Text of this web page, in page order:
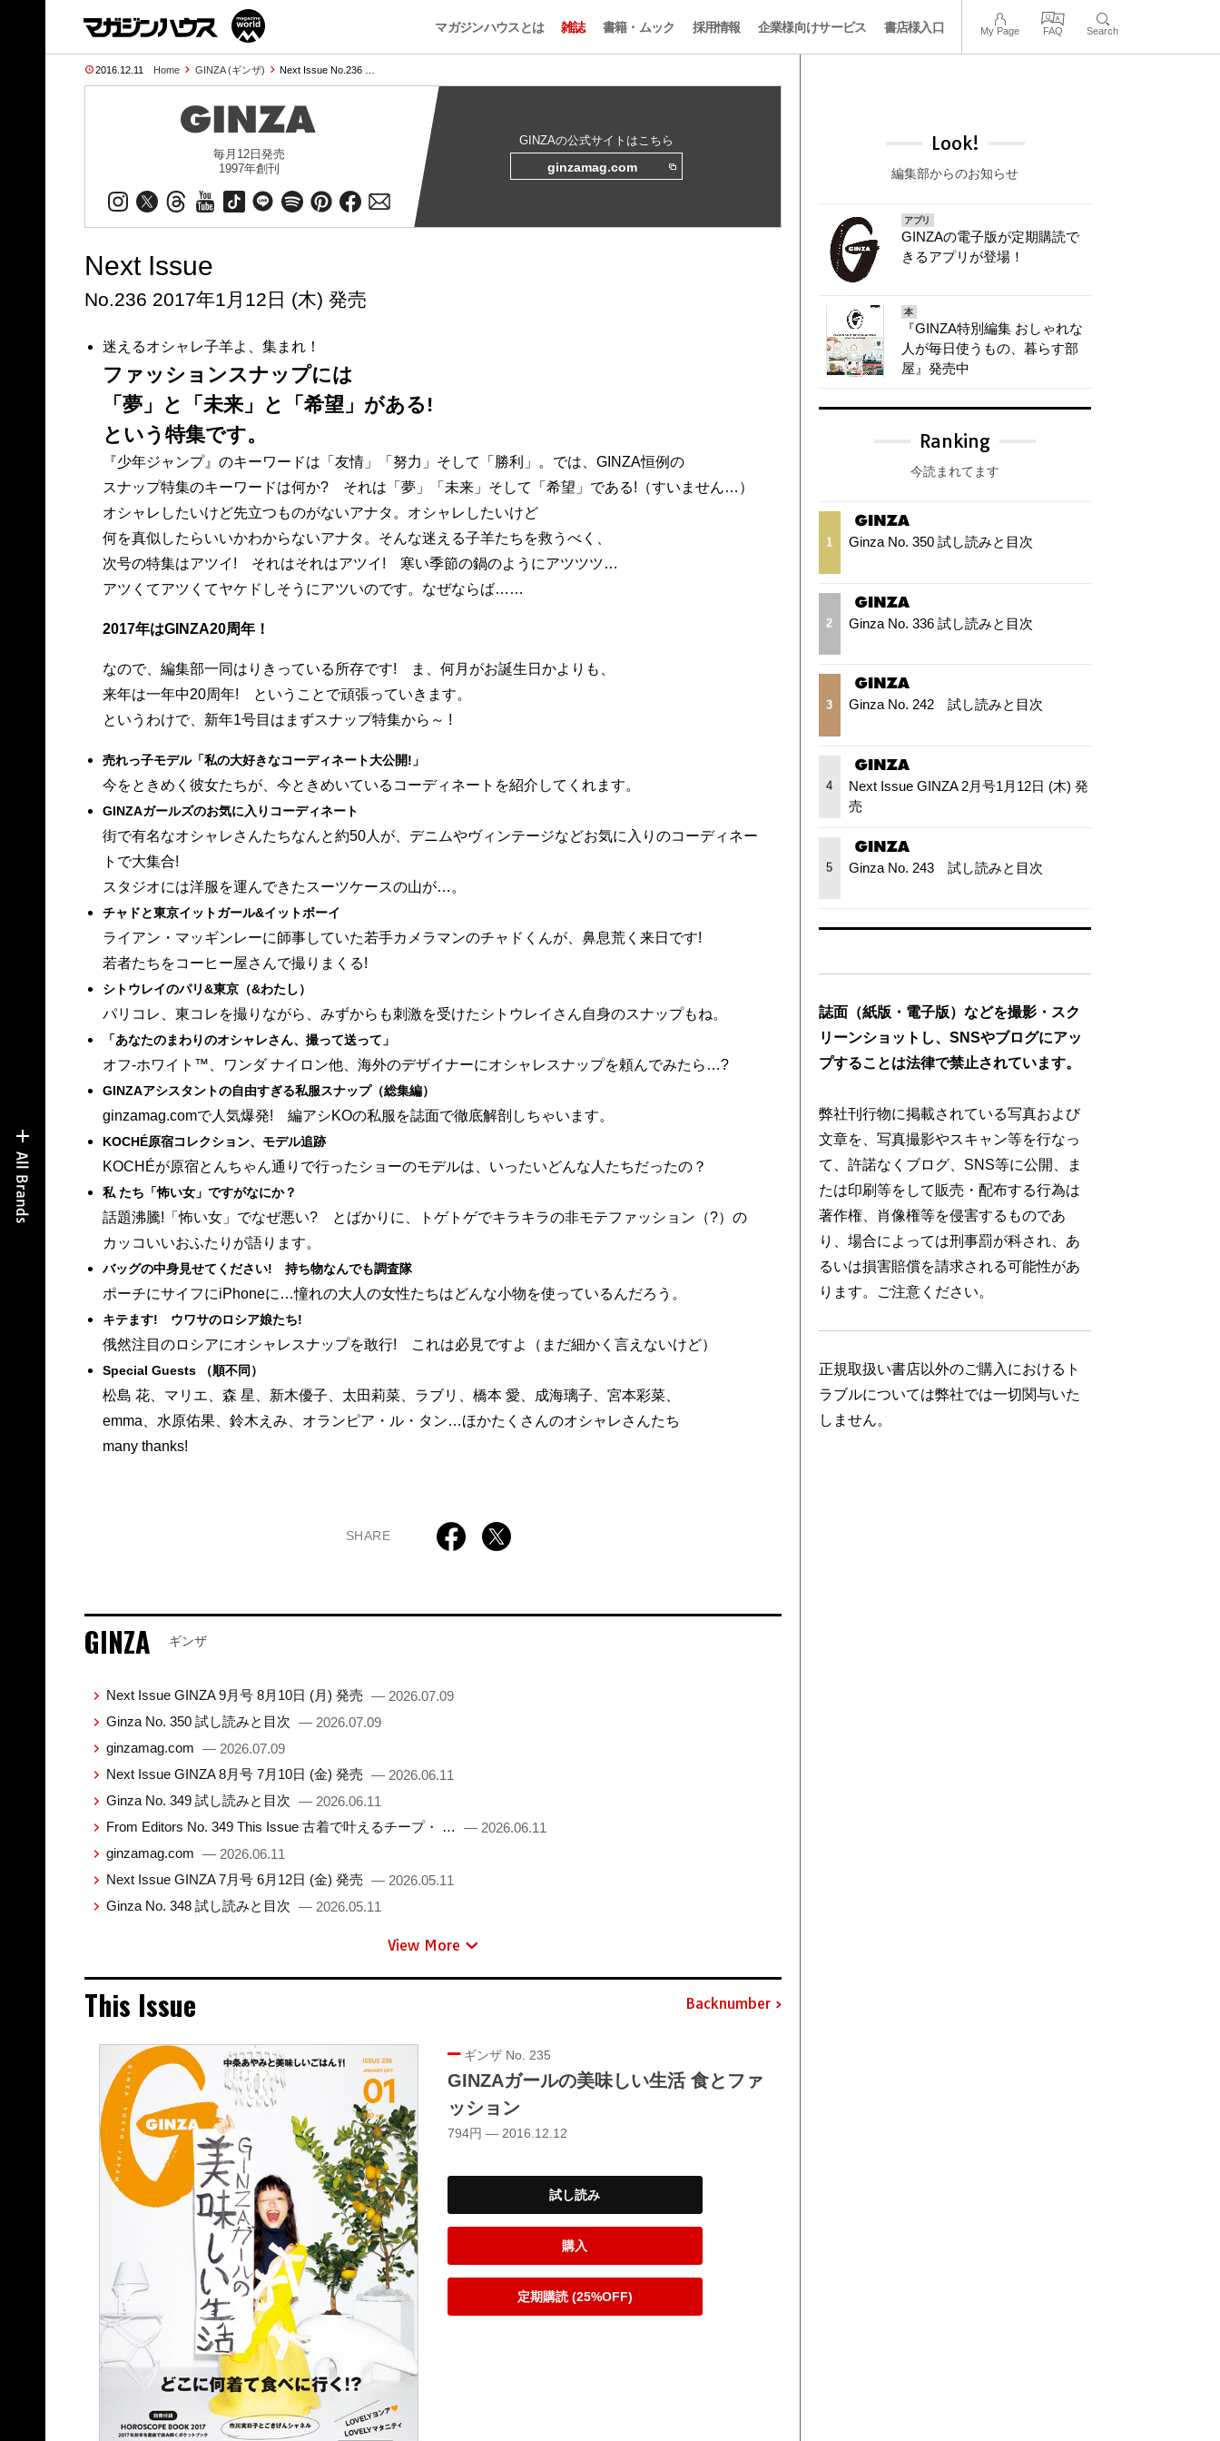
マガジンハウスとは 雑誌 書籍・ムック 採用情報 企業様向けサービス 書店様入口 My Page FAQ Search
2016.12.11 Home GINZA (ギンザ) Next Issue No.236 …
毎月12日発売
1997年創刊
GINZAの公式サイトはこちら
ginzamag.com
Next Issue
No.236 2017年1月12日 (木) 発売
迷えるオシャレ子羊よ、集まれ！
ファッションスナップには
「夢」と「未来」と「希望」がある!
という特集です。
『少年ジャンプ』のキーワードは「友情」「努力」そして「勝利」。では、GINZA恒例の
スナップ特集のキーワードは何か? それは「夢」「未来」そして「希望」である!（すいません…）
オシャレしたいけど先立つものがないアナタ。オシャレしたいけど
何を真似したらいいかわからないアナタ。そんな迷える子羊たちを救うべく、
次号の特集はアツイ! それはそれはアツイ! 寒い季節の鍋のようにアツツツ…
アツくてアツくてヤケドしそうにアツいのです。なぜならば……
2017年はGINZA20周年！
なので、編集部一同はりきっている所存です! ま、何月がお誕生日かよりも、
来年は一年中20周年! ということで頑張っていきます。
というわけで、新年1号目はまずスナップ特集から～ !
売れっ子モデル「私の大好きなコーディネート大公開!」
今をときめく彼女たちが、今ときめいているコーディネートを紹介してくれます。
GINZAガールズのお気に入りコーディネート
街で有名なオシャレさんたちなんと約50人が、デニムやヴィンテージなどお気に入りのコーディネー
トで大集合!
スタジオには洋服を運んできたスーツケースの山が…。
チャドと東京イットガール&イットボーイ
ライアン・マッギンレーに師事していた若手カメラマンのチャドくんが、鼻息荒く来日です!
若者たちをコーヒー屋さんで撮りまくる!
シトウレイのパリ&東京（&わたし）
パリコレ、東コレを撮りながら、みずからも刺激を受けたシトウレイさん自身のスナップもね。
「あなたのまわりのオシャレさん、撮って送って」
オフ-ホワイト™、ワンダ ナイロン他、海外のデザイナーにオシャレスナップを頼んでみたら…?
GINZAアシスタントの自由すぎる私服スナップ（総集編）
ginzamag.comで人気爆発! 編アシKOの私服を誌面で徹底解剖しちゃいます。
KOCHÉ原宿コレクション、モデル追跡
KOCHÉが原宿とんちゃん通りで行ったショーのモデルは、いったいどんな人たちだったの？
私 たち「怖い女」ですがなにか？
話題沸騰!「怖い女」でなぜ悪い? とばかりに、トゲトゲでキラキラの非モテファッション（?）の
カッコいいおふたりが語ります。
バッグの中身見せてください! 持ち物なんでも調査隊
ポーチにサイフにiPhoneに…憧れの大人の女性たちはどんな小物を使っているんだろう。
キテます! ウワサのロシア娘たち!
俄然注目のロシアにオシャレスナップを敢行! これは必見ですよ（まだ細かく言えないけど）
Special Guests （順不同）
松島 花、マリエ、森 星、新木優子、太田莉菜、ラブリ、橋本 愛、成海璃子、宮本彩菜、
emma、水原佑果、鈴木えみ、オランピア・ル・タン…ほかたくさんのオシャレさんたち
many thanks!
SHARE
GINZA ギンザ
Next Issue GINZA 9月号 8月10日 (月) 発売 — 2026.07.09
Ginza No. 350 試し読みと目次 — 2026.07.09
ginzamag.com — 2026.07.09
Next Issue GINZA 8月号 7月10日 (金) 発売 — 2026.06.11
Ginza No. 349 試し読みと目次 — 2026.06.11
From Editors No. 349 This Issue 古着で叶えるチープ・ …
— 2026.06.11
ginzamag.com — 2026.06.11
Next Issue GINZA 7月号 6月12日 (金) 発売 — 2026.05.11
Ginza No. 348 試し読みと目次 — 2026.05.11
View More
This Issue Backnumber
ギンザ No. 235
GINZAガールの美味しい生活 食とファ
ッション
794円 — 2016.12.12
試し読み
購入
定期購読 (25%OFF)
Look!
編集部からのお知らせ
アプリ
GINZAの電子版が定期購読で
きるアプリが登場！
本
『GINZA特別編集 おしゃれな
人が毎日使うもの、暮らす部
屋』発売中
Ranking
今読まれてます
1 Ginza No. 350 試し読みと目次
2 Ginza No. 336 試し読みと目次
3 Ginza No. 242 試し読みと目次
4
Next Issue GINZA 2月号1月12日 (木) 発
売
5 Ginza No. 243 試し読みと目次
誌面（紙版・電子版）などを撮影・スク
リーンショットし、SNSやブログにアッ
プすることは法律で禁止されています。
弊社刊行物に掲載されている写真および
文章を、写真撮影やスキャン等を行なっ
て、許諾なくブログ、SNS等に公開、ま
たは印刷等をして販売・配布する行為は
著作権、肖像権等を侵害するものであ
り、場合によっては刑事罰が科され、あ
るいは損害賠償を請求される可能性があ
ります。ご注意ください。
正規取扱い書店以外のご購入におけるト
ラブルについては弊社では一切関与いた
しません。